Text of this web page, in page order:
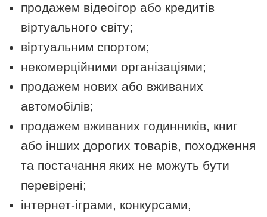
продажем відеоігор або кредитів
віртуального світу;
віртуальним спортом;
некомерційними організаціями;
продажем нових або вживаних
автомобілів;
продажем вживаних годинників, книг
або інших дорогих товарів, походження
та постачання яких не можуть бути
перевірені;
інтернет-іграми, конкурсами,